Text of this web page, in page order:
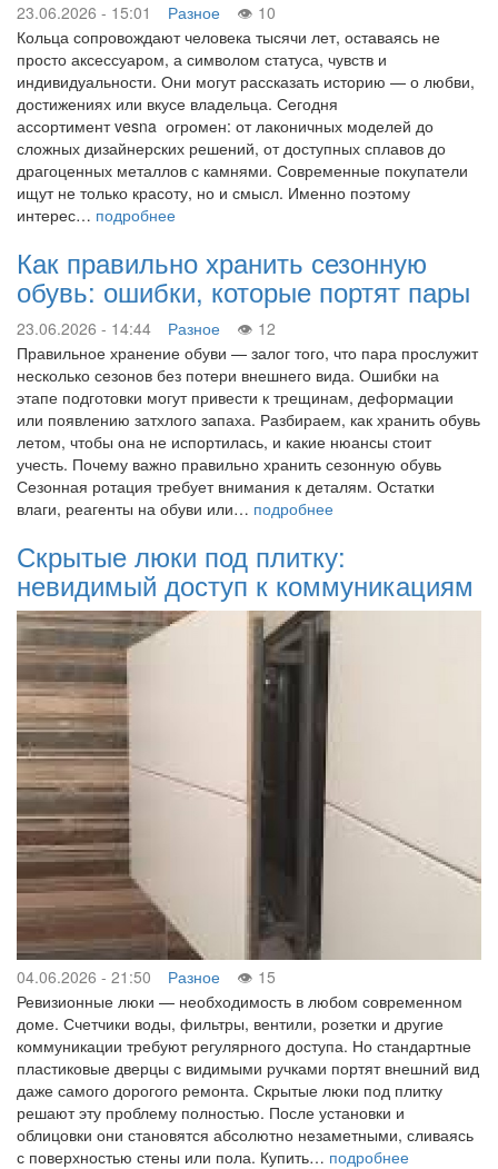
23.06.2026 - 15:01 Разное
10
Кольца сопровождают человека тысячи лет, оставаясь не
просто аксессуаром, а символом статуса, чувств и
индивидуальности. Они могут рассказать историю — о любви,
достижениях или вкусе владельца. Сегодня
ассортимент vesna огромен: от лаконичных моделей до
сложных дизайнерских решений, от доступных сплавов до
драгоценных металлов с камнями. Современные покупатели
ищут не только красоту, но и смысл. Именно поэтому
интерес… подробнее
Как правильно хранить сезонную
обувь: ошибки, которые портят пары
23.06.2026 - 14:44 Разное
12
Правильное хранение обуви — залог того, что пара прослужит
несколько сезонов без потери внешнего вида. Ошибки на
этапе подготовки могут привести к трещинам, деформации
или появлению затхлого запаха. Разбираем, как хранить обувь
летом, чтобы она не испортилась, и какие нюансы стоит
учесть. Почему важно правильно хранить сезонную обувь
Сезонная ротация требует внимания к деталям. Остатки
влаги, реагенты на обуви или… подробнее
Скрытые люки под плитку:
невидимый доступ к коммуникациям
04.06.2026 - 21:50 Разное
15
Ревизионные люки — необходимость в любом современном
доме. Счетчики воды, фильтры, вентили, розетки и другие
коммуникации требуют регулярного доступа. Но стандартные
пластиковые дверцы с видимыми ручками портят внешний вид
даже самого дорогого ремонта. Скрытые люки под плитку
решают эту проблему полностью. После установки и
облицовки они становятся абсолютно незаметными, сливаясь
с поверхностью стены или пола. Купить… подробнее